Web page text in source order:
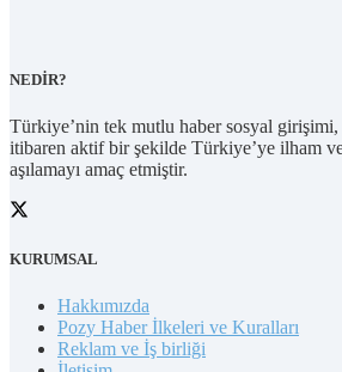
NEDİR?
Türkiye’nin tek mutlu haber sosyal girişimi,
itibaren aktif bir şekilde Türkiye’ye ilham
aşılamayı amaç etmiştir.
KURUMSAL
Hakkımızda
Pozy Haber İlkeleri ve Kuralları
Reklam ve İş birliği